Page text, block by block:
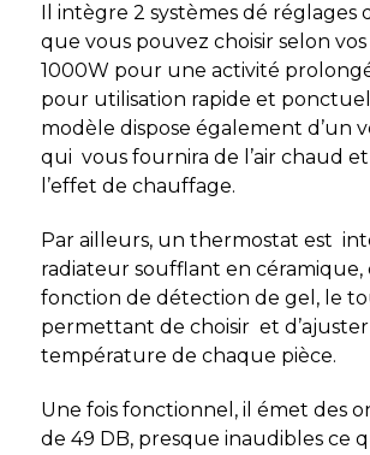
Il intègre 2 systèmes dé réglages
que vous pouvez choisir selon vos
1000W pour une activité
pour utilisation rapide et
modèle dispose également d’un
qui vous fournira de l’air chaud
l’effet de chauffage.
Par ailleurs, un thermostat est
radiateur soufflant en céramique,
fonction de détection de gel, le
permettant de choisir et
température de chaque pièce.
Une fois fonctionnel, il émet des
de 49 DB, presque inaudibles ce